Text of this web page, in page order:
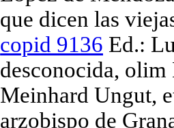
que dicen las
copid 9136 Ed.:
desconocida, olim
Meinhard Ungut,
arzobispo de